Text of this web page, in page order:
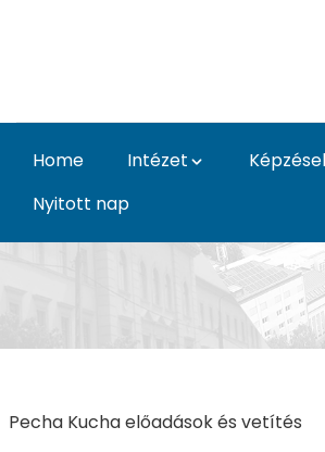
Home Intézet
Nyitott nap
Galéria 2022
Pecha Kucha előadások és vetítés